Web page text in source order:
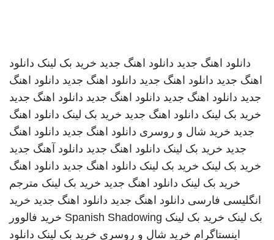
دانلود اهنگ جدید دانلود اهنگ جدید خرید بک لینک دانلود
اهنگ جدید دانلود اهنگ جدید دانلود اهنگ جدید دانلود اهنگ
جدید دانلود اهنگ جدید دانلود اهنگ جدید دانلود اهنگ جدید
خرید بک لینک دانلود اهنگ جدید خرید بک لینک دانلود اهنگ
جدید خرید شال و روسری دانلود اهنگ جدید دانلود اهنگ
جدید خرید بک لینک دانلود اهنگ جدید دانلود آهنگ جدید
خرید بک لینک خرید بک لینک دانلود اهنگ جدید دانلود اهنگ
خرید بک لینک دانلود اهنگ جدید خرید بک لینک مترجم
انگلیسی فارسی دانلود اهنگ جدید دانلود اهنگ جدید خرید
بک لینک خرید بک لینک Spanish Shadowing خرید فالوور
اینستاگرام خرید شال و روسری خرید بک لینک دانلود